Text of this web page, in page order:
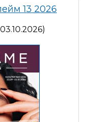
13 2026